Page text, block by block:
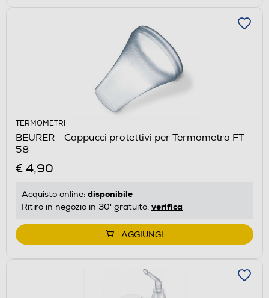
TERMOMETRI
BEURER - Cappucci protettivi per Termometro FT
58
€ 4,90
Acquisto online: disponibile
Ritiro in negozio in 30' gratuito: verifica
AGGIUNGI